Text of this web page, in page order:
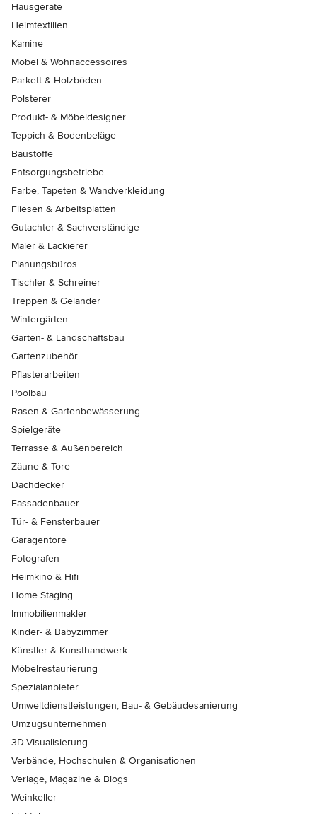
Hausgeräte
Heimtextilien
Kamine
Möbel & Wohnaccessoires
Parkett & Holzböden
Polsterer
Produkt- & Möbeldesigner
Teppich & Bodenbeläge
Baustoffe
Entsorgungsbetriebe
Farbe, Tapeten & Wandverkleidung
Fliesen & Arbeitsplatten
Gutachter & Sachverständige
Maler & Lackierer
Planungsbüros
Tischler & Schreiner
Treppen & Geländer
Wintergärten
Garten- & Landschaftsbau
Gartenzubehör
Pflasterarbeiten
Poolbau
Rasen & Gartenbewässerung
Spielgeräte
Terrasse & Außenbereich
Zäune & Tore
Dachdecker
Fassadenbauer
Tür- & Fensterbauer
Garagentore
Fotografen
Heimkino & Hifi
Home Staging
Immobilienmakler
Kinder- & Babyzimmer
Künstler & Kunsthandwerk
Möbelrestaurierung
Spezialanbieter
Umweltdienstleistungen, Bau- & Gebäudesanierung
Umzugsunternehmen
3D-Visualisierung
Verbände, Hochschulen & Organisationen
Verlage, Magazine & Blogs
Weinkeller